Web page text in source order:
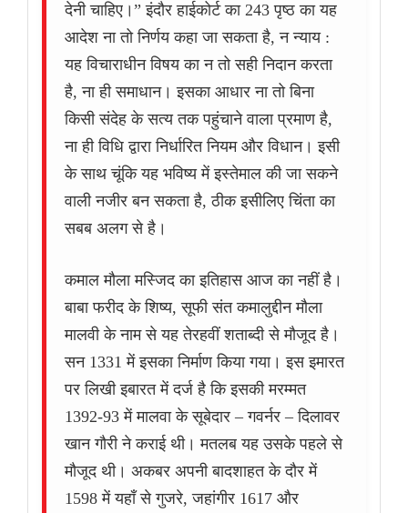
देनी चाहिए।” इंदौर हाईकोर्ट का 243 पृष्ठ का यह
आदेश ना तो निर्णय कहा जा सकता है, न न्याय :
यह विचाराधीन विषय का न तो सही निदान करता
है, ना ही समाधान। इसका आधार ना तो बिना
किसी संदेह के सत्य तक पहुंचाने वाला प्रमाण है,
ना ही विधि द्वारा निर्धारित नियम और विधान। इसी
के साथ चूंकि यह भविष्य में इस्तेमाल की जा सकने
वाली नजीर बन सकता है, ठीक इसीलिए चिंता का
सबब अलग से है।
कमाल मौला मस्जिद का इतिहास आज का नहीं है।
बाबा फरीद के शिष्य, सूफी संत कमालुद्दीन मौला
मालवी के नाम से यह तेरहवीं शताब्दी से मौजूद है।
सन 1331 में इसका निर्माण किया गया। इस इमारत
पर लिखी इबारत में दर्ज है कि इसकी मरम्मत
1392-93 में मालवा के सूबेदार – गवर्नर – दिलावर
खान गौरी ने कराई थी। मतलब यह उसके पहले से
मौजूद थी। अकबर अपनी बादशाहत के दौर में
1598 में यहाँ से गुजरे, जहांगीर 1617 और